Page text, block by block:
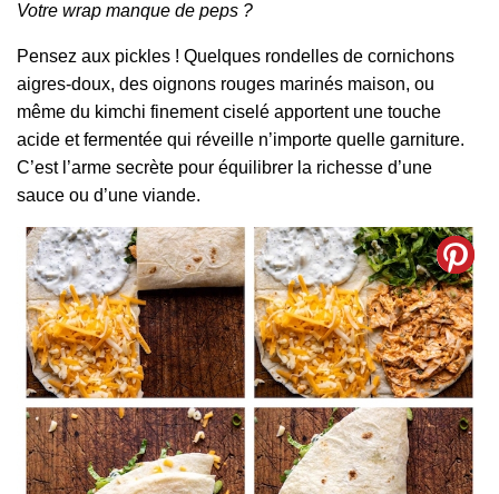
Votre wrap manque de peps ?
Pensez aux pickles ! Quelques rondelles de cornichons
aigres-doux, des oignons rouges marinés maison, ou
même du kimchi finement ciselé apportent une touche
acide et fermentée qui réveille n’importe quelle garniture.
C’est l’arme secrète pour équilibrer la richesse d’une
sauce ou d’une viande.